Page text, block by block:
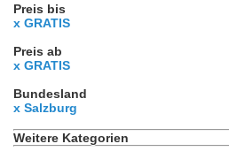
Preis bis
x GRATIS
Preis ab
x GRATIS
Bundesland
x Salzburg
Weitere Kategorien